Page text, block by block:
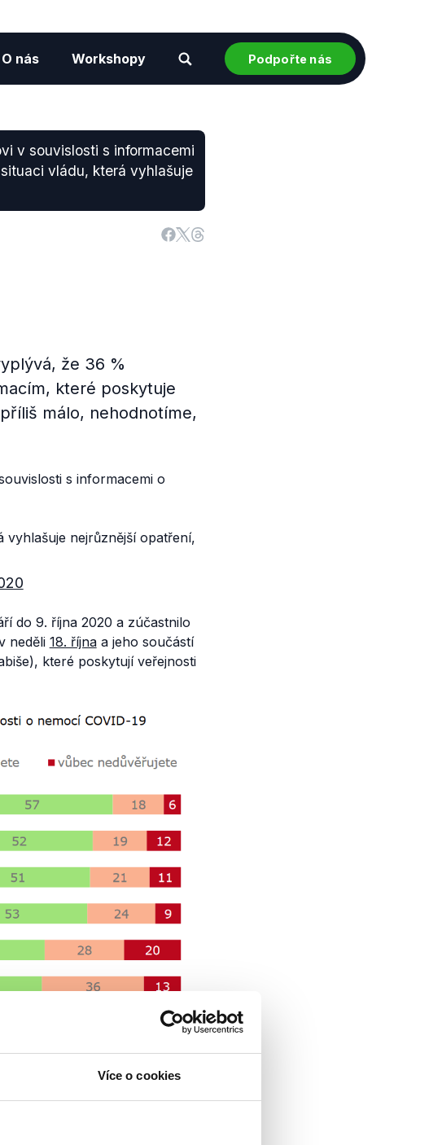
Více o cookies
O nás Workshopy Podpořte nás
v souvislosti s informacemi
vládu, která vyhlašuje
že 36 %
které poskytuje
málo, nehodnotíme,
s informacemi o
nejrůznější opatření,
do 9. října 2020 a zúčastnilo
neděli 18. říjnaa jeho součástí
které poskytují veřejnosti